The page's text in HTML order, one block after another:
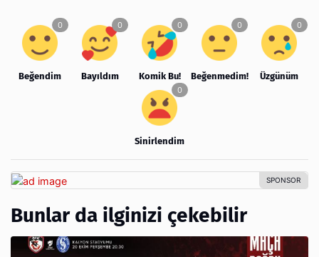
Beğendim Bayıldım Komik Bu! Beğenmedim! Üzgünüm
Sinirlendim
Bunlar da ilginizi çekebilir